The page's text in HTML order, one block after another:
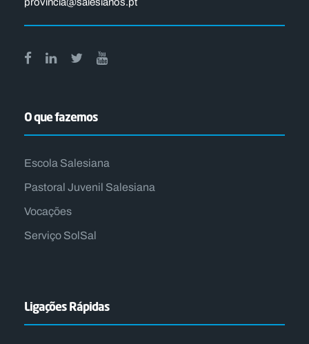
O que fazemos
Escola Salesiana
Pastoral Juvenil Salesiana
Vocações
Serviço SolSal
Ligações Rápidas